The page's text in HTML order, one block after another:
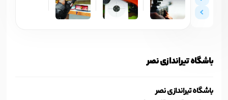
باشگاه تیراندازی نصر
باشگاه تیراندازی نصر